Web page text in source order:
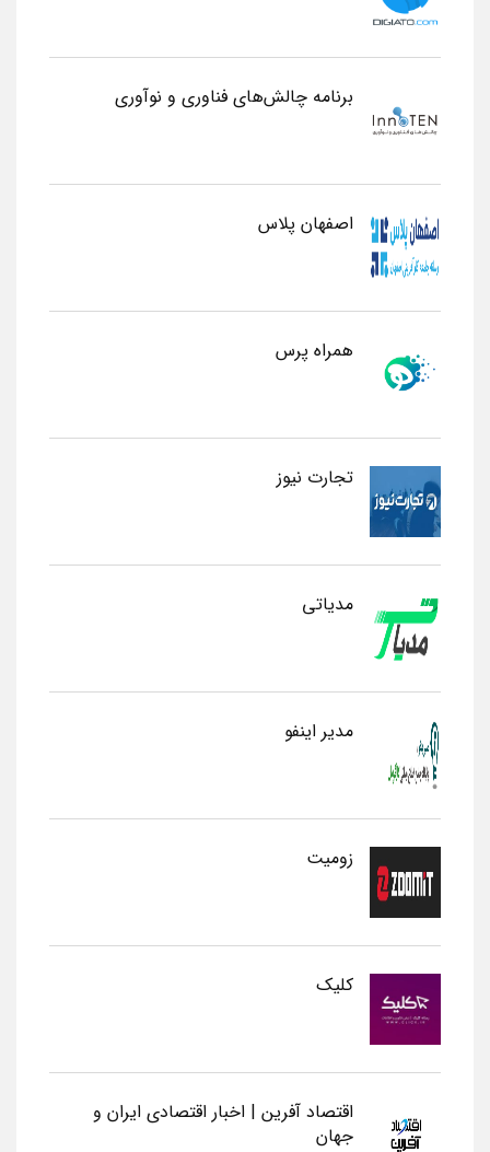
برنامه چالش‌های فناوری و نوآوری
اصفهان پلاس
همراه پرس
تجارت نیوز
مدیاتی
مدیر اینفو
زومیت
کلیک
اقتصاد آفرین | اخبار اقتصادی ایران و
جهان